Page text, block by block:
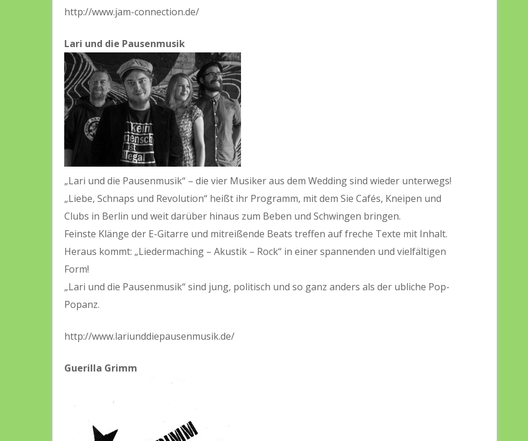
http://www.jam-connection.de/
Lari und die Pausenmusik
„Lari und die Pausenmusik“ – die vier Musiker aus dem Wedding sind wieder unterwegs!
„Liebe, Schnaps und Revolution“ heißt ihr Programm, mit dem Sie Cafés, Kneipen und
Clubs in Berlin und weit darüber hinaus zum Beben und Schwingen bringen.
Feinste Klänge der E-Gitarre und mitreißende Beats treffen auf freche Texte mit Inhalt.
Heraus kommt: „Liedermaching – Akustik – Rock“ in einer spannenden und vielfältigen
Form!
„Lari und die Pausenmusik“ sind jung, politisch und so ganz anders als der ubliche Pop-
Popanz.
http://www.lariunddiepausenmusik.de/
Guerilla Grimm